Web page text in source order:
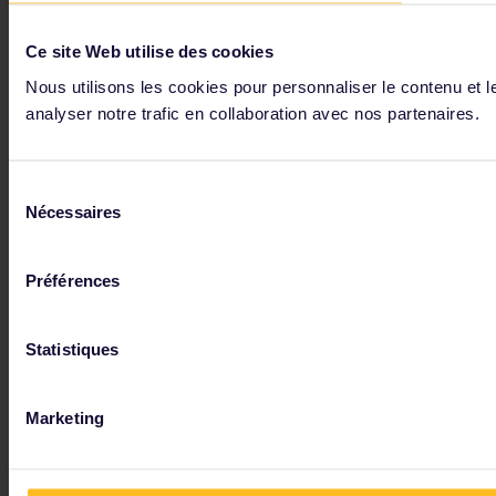
Ce site Web utilise des cookies
Nous utilisons les cookies pour personnaliser le contenu
analyser notre trafic en collaboration avec nos partenaires.
Nécessaires
Préférences
Statistiques
Marketing